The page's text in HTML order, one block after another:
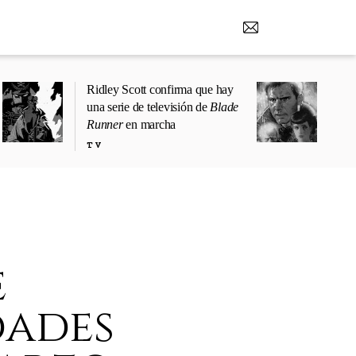
Ridley Scott confirma que hay
una serie de televisión de Blade
Runneren marcha
TV